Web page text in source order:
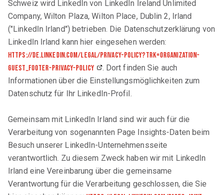
Schweiz wird LinkedIn von LinkedIn Ireland Unlimited
Company, Wilton Plaza, Wilton Place, Dublin 2, Irland
("LinkedIn Irland") betrieben. Die Datenschutzerklärung von
LinkedIn Irland kann hier eingesehen werden:
https://de.linkedin.com/legal/privacy-policy?trk=organization-
guest_footer-privacy-policy
. Dort finden Sie auch
Informationen über die Einstellungsmöglichkeiten zum
Datenschutz für Ihr LinkedIn-Profil.
Gemeinsam mit LinkedIn Irland sind wir auch für die
Verarbeitung von sogenannten Page Insights-Daten beim
Besuch unserer LinkedIn-Unternehmensseite
verantwortlich. Zu diesem Zweck haben wir mit LinkedIn
Irland eine Vereinbarung über die gemeinsame
Verantwortung für die Verarbeitung geschlossen, die Sie